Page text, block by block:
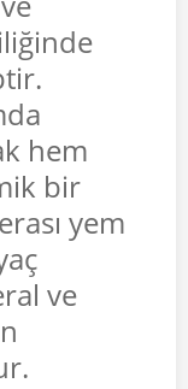
hem
bir
yem
ve